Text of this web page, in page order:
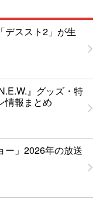
デススト2」が生
』グッズ・特
情報まとめ
ー」2026年の放送